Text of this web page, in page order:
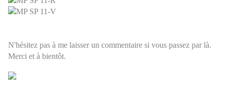
N'hésitez pas à me laisser un commentaire si vous passez par là.
Merci et à bientôt.